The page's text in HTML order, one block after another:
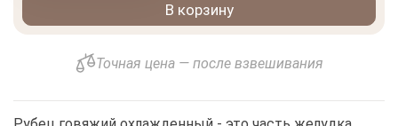
В корзину
Точная цена — после взвешивания